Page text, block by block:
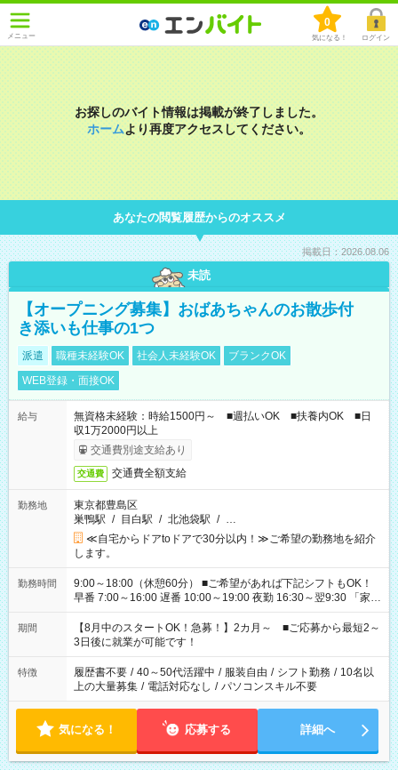
メニュー
0
気になる！ ログイン
お探しのバイト情報は掲載が終了しました。
ホームより再度アクセスしてください。
あなたの閲覧履歴からのオススメ
掲載日：2026.08.06
未読
【オープニング募集】おばあちゃんのお散歩付
き添いも仕事の1つ
派遣 職種未経験OK 社会人未経験OK
ブランクOK
WEB登録・面接OK
給与
無資格未経験：時給1500円～ ■週払いOK ■扶養内OK ■日
収1万2000円以上
交通費別途支給あり
交通費 交通費全額支給
勤務地
東京都豊島区
巣鴨駅 / 目白駅 / 北池袋駅 / …
≪自宅からドアtoドアで30分以内！≫ご希望の勤務地を紹介
します。
勤務時間
9:00～18:00（休憩60分） ■ご希望があれば下記シフトもOK！
早番 7:00～16:00 遅番 10:00～19:00 夜勤 16:30～翌9:30 「家族
と休みを合わせたい」 「余裕を持って夕飯の準備がしたい」
「できれば残業はしたくない」 など、ご希望を教えてください
ね。 ※Wワーク希望の方へ 今ご覧のお仕事で希望する勤務時間
と、もう1つのお仕事の勤務時間。 合計で週40時間を超える場
合は応募できません。
期間
【8月中のスタートOK！急募！】2カ月～ ■ご応募から最短2～
3日後に就業が可能です！
特徴 履歴書不要 / 40～50代活躍中 / 服装自由 / シフト勤務 / 10名以
上の大量募集 / 電話対応なし / パソコンスキル不要
気になる！ 応募する 詳細へ